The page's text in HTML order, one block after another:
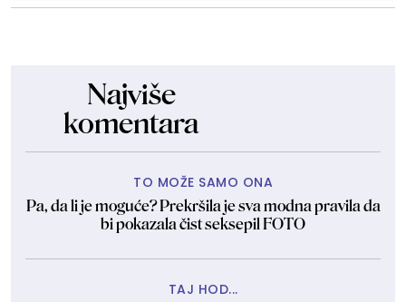
Najviše
komentara
TO MOŽE SAMO ONA
Pa, da li je moguće? Prekršila je sva modna pravila da
bi pokazala čist seksepil FOTO
TAJ HOD...